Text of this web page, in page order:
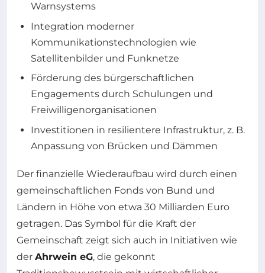
Warnsystems
Integration moderner
Kommunikationstechnologien wie
Satellitenbilder und Funknetze
Förderung des bürgerschaftlichen
Engagements durch Schulungen und
Freiwilligenorganisationen
Investitionen in resilientere Infrastruktur, z. B.
Anpassung von Brücken und Dämmen
Der finanzielle Wiederaufbau wird durch einen
gemeinschaftlichen Fonds von Bund und
Ländern in Höhe von etwa 30 Milliarden Euro
getragen. Das Symbol für die Kraft der
Gemeinschaft zeigt sich auch in Initiativen wie
der Ahrwein eG, die gekonnt